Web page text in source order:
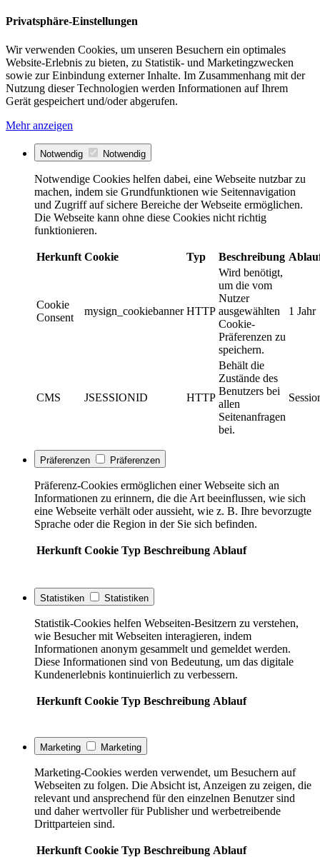
Privatsphäre-Einstellungen
Wir verwenden Cookies, um unseren Besuchern ein optimales
Website-Erlebnis zu bieten, zu Statistik- und Marketingzwecken
sowie zur Einbindung externer Inhalte. Im Zusammenhang mit der
Nutzung dieser Technologien werden Informationen auf Ihrem
Gerät gespeichert und/oder abgerufen.
Mehr anzeigen
Notwendig Notwendig
Notwendige Cookies helfen dabei, eine Webseite nutzbar zu
machen, indem sie Grundfunktionen wie Seitennavigation
und Zugriff auf sichere Bereiche der Webseite ermöglichen.
Die Webseite kann ohne diese Cookies nicht richtig
funktionieren.
Herkunft Cookie Typ Beschreibung
Cookie
Consent
mysign_cookiebanner HTTP
Wird benötigt,
um die vom
Nutzer
ausgewählten
Cookie-
Präferenzen zu
speichern.
1 Jahr
CMS JSESSIONID HTTP
Behält die
Zustände des
Benutzers bei
allen
Seitenanfragen
bei.
Präferenzen Präferenzen
Präferenz-Cookies ermöglichen einer Webseite sich an
Informationen zu erinnern, die die Art beeinflussen, wie sich
eine Webseite verhält oder aussieht, wie z. B. Ihre bevorzugte
Sprache oder die Region in der Sie sich befinden.
Herkunft Cookie Typ Beschreibung Ablauf
Statistiken Statistiken
Statistik-Cookies helfen Webseiten-Besitzern zu verstehen,
wie Besucher mit Webseiten interagieren, indem
Informationen anonym gesammelt und gemeldet werden.
Diese Informationen sind von Bedeutung, um das digitale
Kundenerlebnis kontinuierlich zu verbessern.
Herkunft Cookie Typ Beschreibung Ablauf
Marketing Marketing
Marketing-Cookies werden verwendet, um Besuchern auf
Webseiten zu folgen. Die Absicht ist, Anzeigen zu zeigen, die
relevant und ansprechend für den einzelnen Benutzer sind
und daher wertvoller für Publisher und werbetreibende
Drittparteien sind.
Herkunft Cookie Typ Beschreibung Ablauf